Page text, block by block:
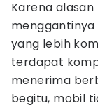
Karena
yang lebih
terdapat
menerima
begitu, mobil